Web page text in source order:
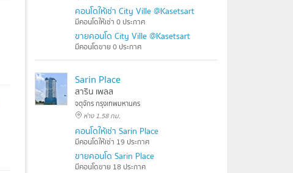
คอนโดให้เช่า City Ville @Kasetsart
มีคอนโดให้เช่า 0 ประกาศ
ขายคอนโด City Ville @Kasetsart
มีคอนโดขาย 0 ประกาศ
Sarin Place
สาริน เพลส
จตุจักร กรุงเทพมหานคร
ห่าง 1.58 กม.
คอนโดให้เช่า Sarin Place
มีคอนโดให้เช่า 19 ประกาศ
ขายคอนโด Sarin Place
มีคอนโดขาย 18 ประกาศ